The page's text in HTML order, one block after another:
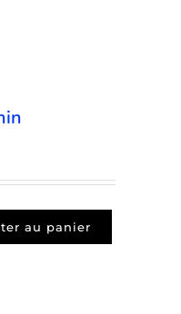
au panier